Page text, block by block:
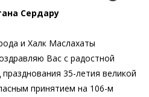
Сердару
и Халк Маслахаты
Вас с радостной
35-летия великой
принятием на 106-м